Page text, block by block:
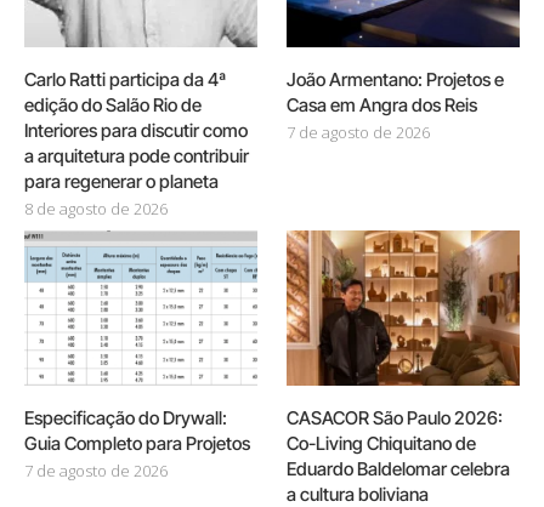
Carlo Ratti participa da 4ª
edição do Salão Rio de
Interiores para discutir como
a arquitetura pode contribuir
para regenerar o planeta
8 de agosto de 2026
João Armentano: Projetos e
Casa em Angra dos Reis
7 de agosto de 2026
Especificação do Drywall:
Guia Completo para Projetos
7 de agosto de 2026
CASACOR São Paulo 2026:
Co-Living Chiquitano de
Eduardo Baldelomar celebra
a cultura boliviana